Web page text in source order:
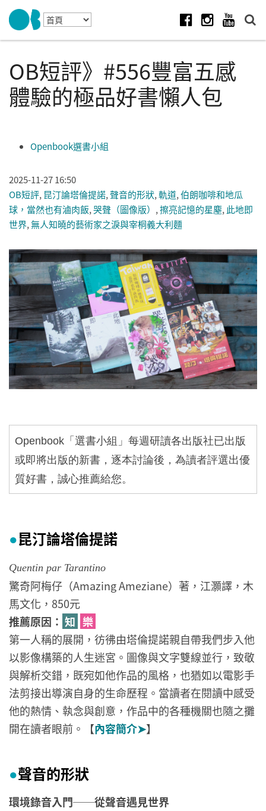
Skip to navigation
移至主內容
OB短評》#556豐富五感
體驗的極品好書懶人包
Openbook選書小組
2025-11-27 16:50
OB短評, 昆汀論塔倫提諾,聲音的形狀,軌道,伯朗咖啡和地瓜
球，當然也有滷肉飯,哭聲（圖像版） ,擦亮記憶的星塵, 此地即
世界,無人知曉的藝術家之淚與宰桐義大利麵
Openbook 「選書小組」每週研讀各出版社已出版
或即將出版的新書，逐本討論後，為讀者評選出優
質好書，誠心推薦給您。
●昆汀論塔倫提諾
Quentin par Tarantino
驚奇阿梅仔（Amazing Ameziane）著，江灝譯，木
馬文化，850元
推薦原因： 知 樂
第一人稱的展開，彷彿由塔倫提諾親自帶我們步入他
以影像構築的人生迷宮。圖像與文字雙線並行，致敬
與解析交錯，既宛如他作品的風格，也猶如以電影手
法剪接出導演自身的生命歷程。當讀者在閱讀中感受
他的熱情、執念與創意，作品中的各種機關也隨之攤
開在讀者眼前。【內容簡介➤】
●聲音的形狀
環境錄音入門──從聲音遇見世界